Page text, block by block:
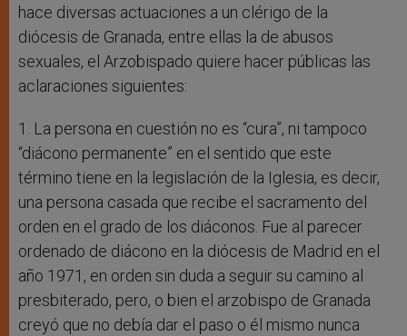
hace diversas actuaciones a un clérigo de la
diócesis de Granada, entre ellas la de abusos
sexuales, el Arzobispado quiere hacer públicas las
aclaraciones siguientes:
1. La persona en cuestión no es “cura”, ni tampoco
“diácono permanente” en el sentido que este
término tiene en la legislación de la Iglesia, es decir,
una persona casada que recibe el sacramento del
orden en el grado de los diáconos. Fue al parecer
ordenado de diácono en la diócesis de Madrid en el
año 1971, en orden sin duda a seguir su camino al
presbiterado, pero, o bien el arzobispo de Granada
creyó que no debía dar el paso o él mismo nunca